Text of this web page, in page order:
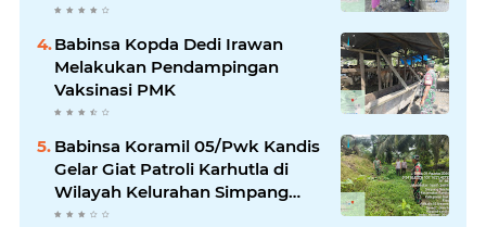
Babinsa Kopda Dedi Irawan
Melakukan Pendampingan
Vaksinasi PMK
Babinsa Koramil 05/Pwk Kandis
Gelar Giat Patroli Karhutla di
Wilayah Kelurahan Simpang
Belutu